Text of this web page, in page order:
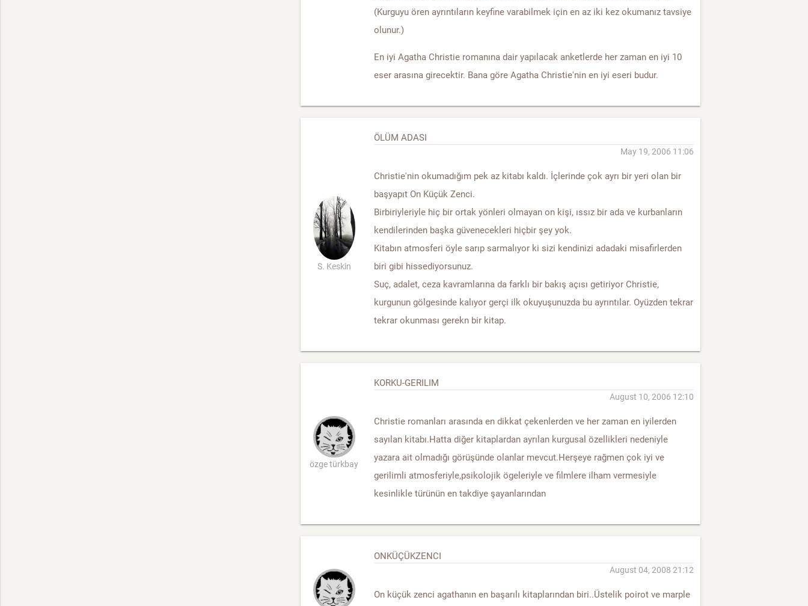
(Kurguyu ören ayrıntıların keyfine varabilmek için en az iki kez okumanız tavsiye
olunur.)
En iyi Agatha Christie romanına dair yapılacak anketlerde her zaman en iyi 10
eser arasına girecektir. Bana göre Agatha Christie'nin en iyi eseri budur.
S. Keskin
ÖLÜM ADASI
May 19, 2006 11:06
Christie'nin okumadığım pek az kitabı kaldı. İçlerinde çok ayrı bir yeri olan bir
başyapıt On Küçük Zenci.
Birbiriyleriyle hiç bir ortak yönleri olmayan on kişi, ıssız bir ada ve kurbanların
kendilerinden başka güvenecekleri hiçbir şey yok.
Kitabın atmosferi öyle sarıp sarmalıyor ki sizi kendinizi adadaki misafirlerden
biri gibi hissediyorsunuz.
Suç, adalet, ceza kavramlarına da farklı bir bakış açısı getiriyor Christie,
kurgunun gölgesinde kalıyor gerçi ilk okuyuşunuzda bu ayrıntılar. Oyüzden tekrar
tekrar okunması gerekn bir kitap.
özge türkbay
KORKU-GERILIM
August 10, 2006 12:10
Christie romanları arasında en dikkat çekenlerden ve her zaman en iyilerden
sayılan kitabı.Hatta diğer kitaplardan ayrılan kurgusal özellikleri nedeniyle
yazara ait olmadığı görüşünde olanlar mevcut.Herşeye rağmen çok iyi ve
gerilimli atmosferiyle,psikolojik ögeleriyle ve filmlere ilham vermesiyle
kesinlikle türünün en takdiye şayanlarından
ONKÜÇÜKZENCI
August 04, 2008 21:12
On küçük zenci agathanın en başarılı kitaplarından biri..Üstelik poirot ve marple